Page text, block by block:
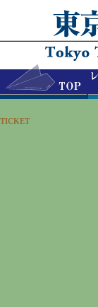
TICKET